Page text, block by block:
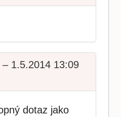
1.5.2014 13:09
dotaz jako